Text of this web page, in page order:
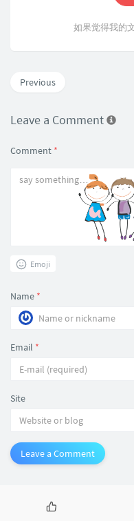
如果觉得我的
Previous
Leave a Comment
Comment *
Emoji
Name *
Email *
Site
Leave a Comment